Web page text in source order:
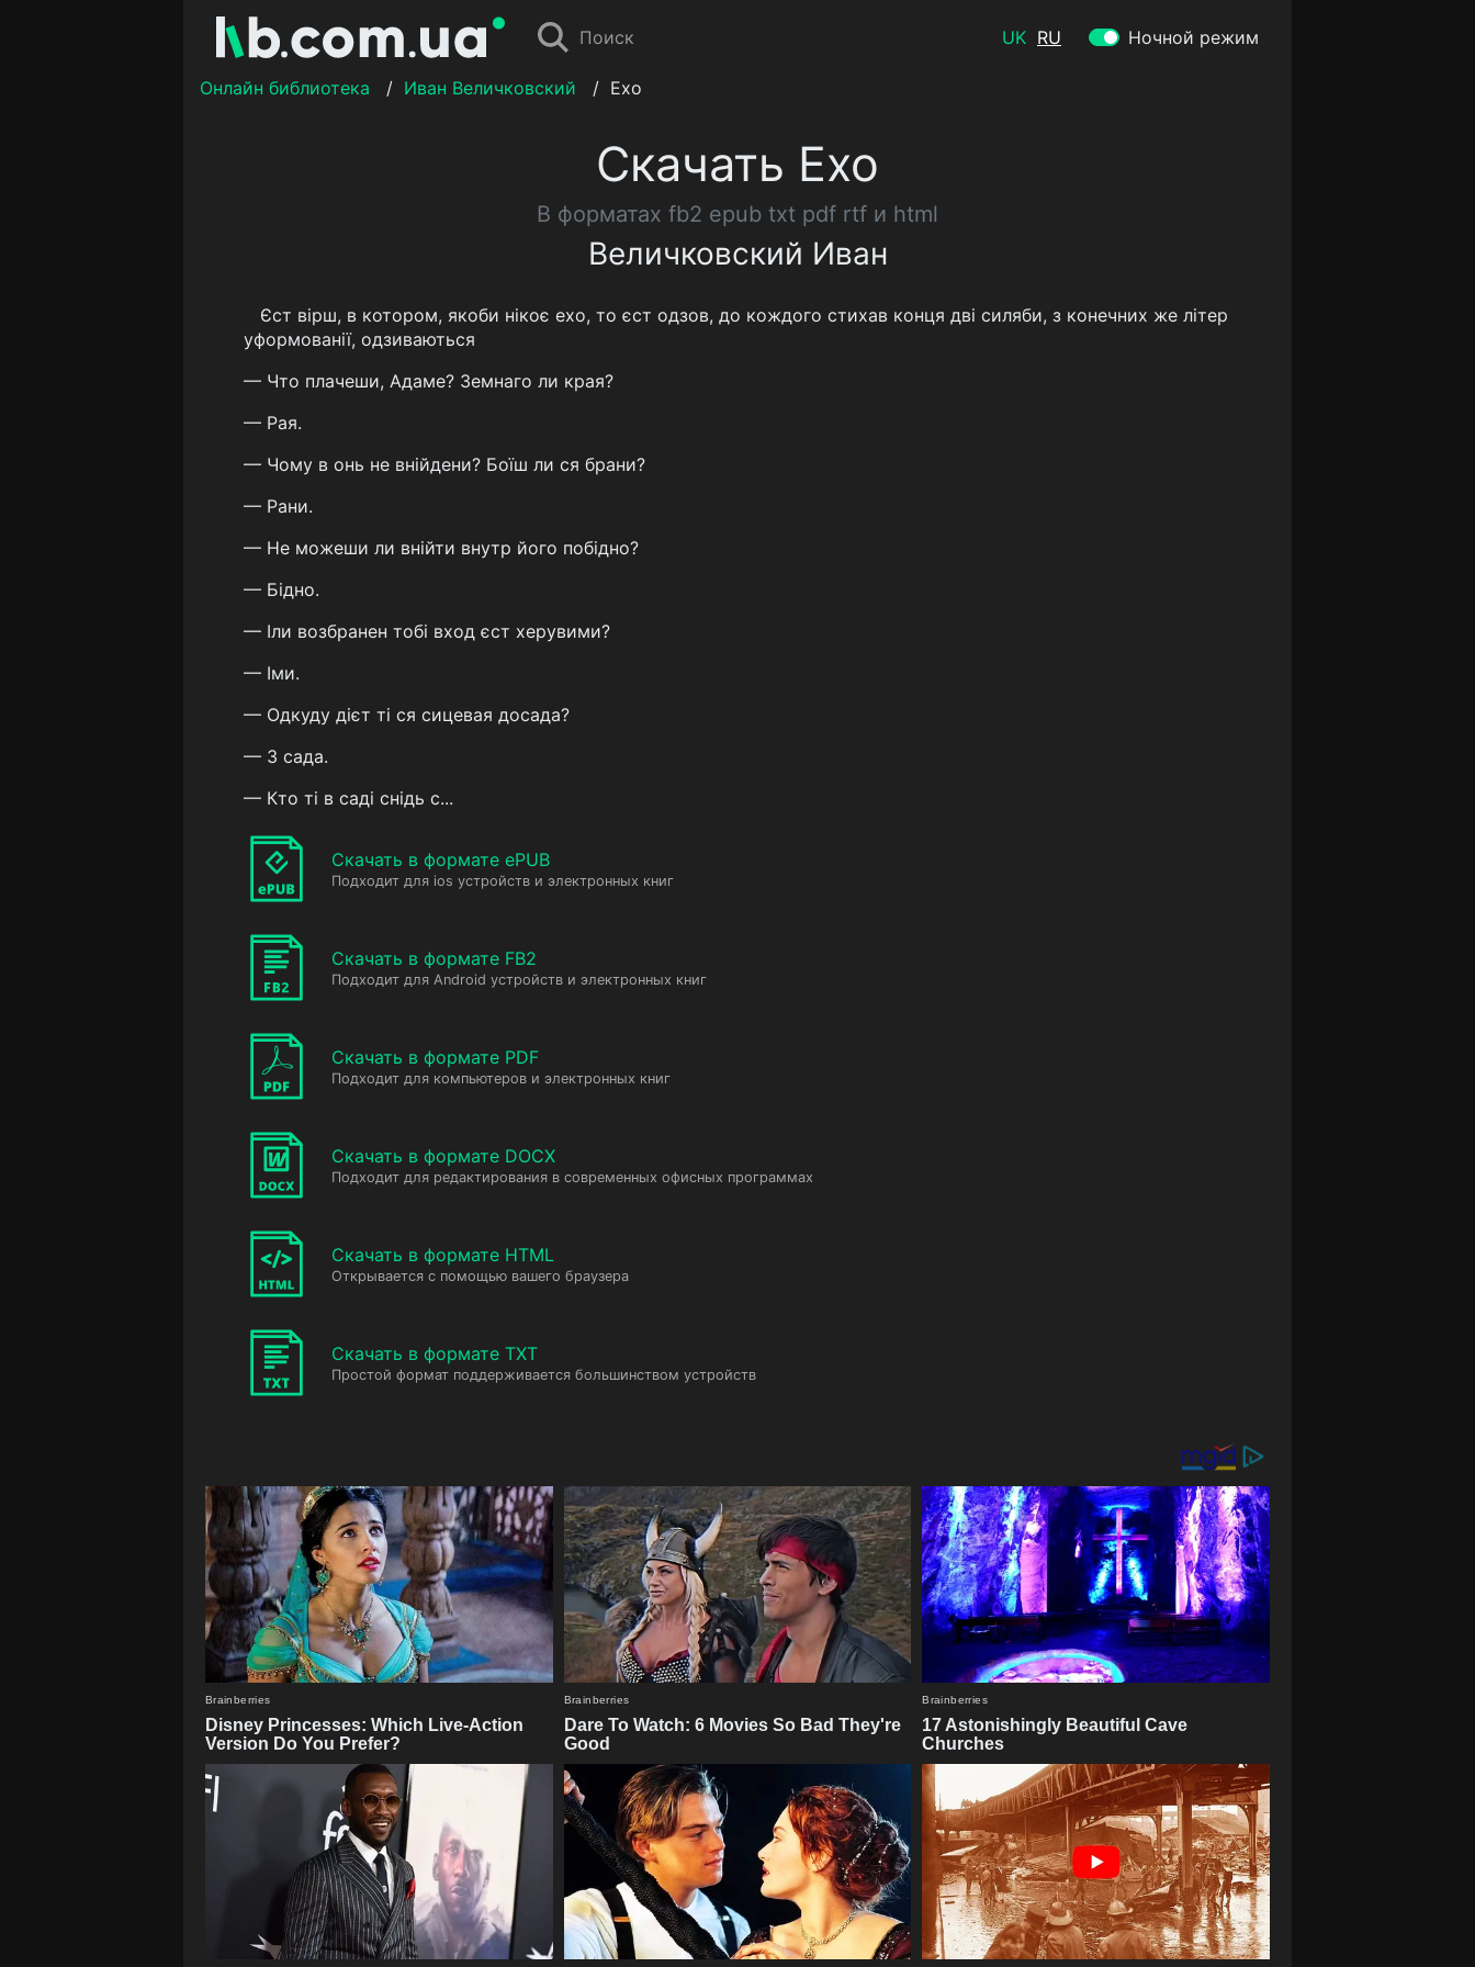
Поиск UK RU Ночной режим
Онлайн библиотека / Иван Величковский / Ехо
Скачать Ехо
В форматах fb2 epub txt pdf rtf и html
Величковский Иван
Єст вірш, в котором, якоби нікоє ехо, то єст одзов, до кождого стихав конця дві силяби, з конечних же літер
уформованії, одзиваються
— Что плачеши, Адаме? Земнаго ли края?
— Рая.
— Чому в онь не внійдени? Боїш ли ся брани?
— Рани.
— Не можеши ли внійти внутр його побідно?
— Бідно.
— Іли возбранен тобі вход єст херувими?
— Іми.
— Одкуду дієт ті ся сицевая досада?
— 3 сада.
— Кто ті в саді снідь с...
Скачать в формате ePUB
Подходит для ios устройств и электронных книг
Скачать в формате FB2
Подходит для Android устройств и электронных книг
Скачать в формате PDF
Подходит для компьютеров и электронных книг
Скачать в формате DOCX
Подходит для редактирования в современных офисных программах
Скачать в формате HTML
Открывается с помощью вашего браузера
Скачать в формате TXT
Простой формат поддерживается большинством устройств